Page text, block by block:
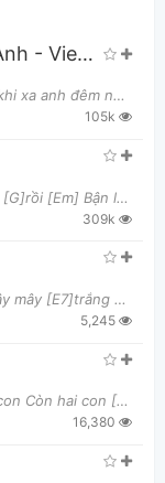
Lại Gần Hôn Anh (Lại Gần Bên Anh - Viens M'Membrasser)
1. Lại [Bm]đây bên anh em [Bm7]hỡi Trước khi xa anh đêm nay lại [Em]gần bên anh Vẫn [A]biết đôi ta
105k
Đừng buồn anh [C]hỡi khi [D]lỡ nói yêu em [G]rồi [Em] Bận lòng chi [C]nữa hỡi [D]anh xin hãy quên [
309k
Đây suối rừng [Am]xanh đùn [Dm]quanh đây mây [E7]trắng nghìn hoa với cây [Am]lành Còn gì viễn khách
5,245
Còn hai con [G] mắt khóc người một [Am] con Còn hai con [C] mắt một [D7] con khóc [G] người Con mắ
16,380